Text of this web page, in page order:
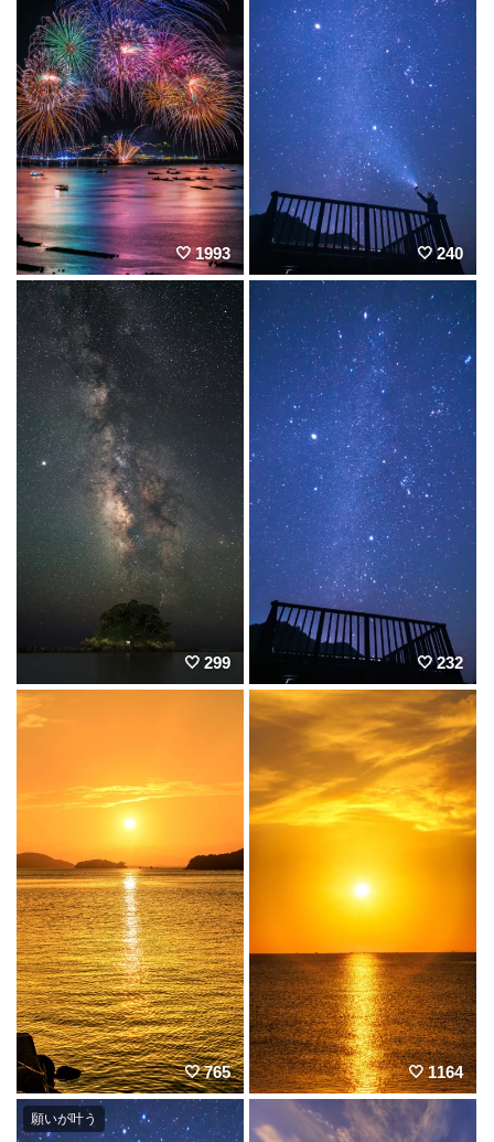
1993 240
299 232
765 1164
願いが叶う